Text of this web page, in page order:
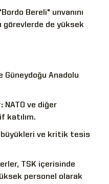
Bereli" unvanını
görevlerde de yüksek
Güneydoğu Anadolu
NATO ve diğer
katılım.
büyükleri ve kritik tesis
TSK içerisinde
personel olarak